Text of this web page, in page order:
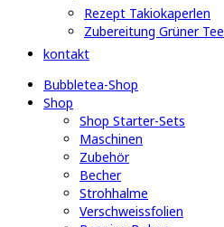
Rezept Takiokaperlen
Zubereitung Grüner Tee
kontakt
Bubbletea-Shop
Shop
Shop Starter-Sets
Maschinen
Zubehör
Becher
Strohhalme
Verschweissfolien